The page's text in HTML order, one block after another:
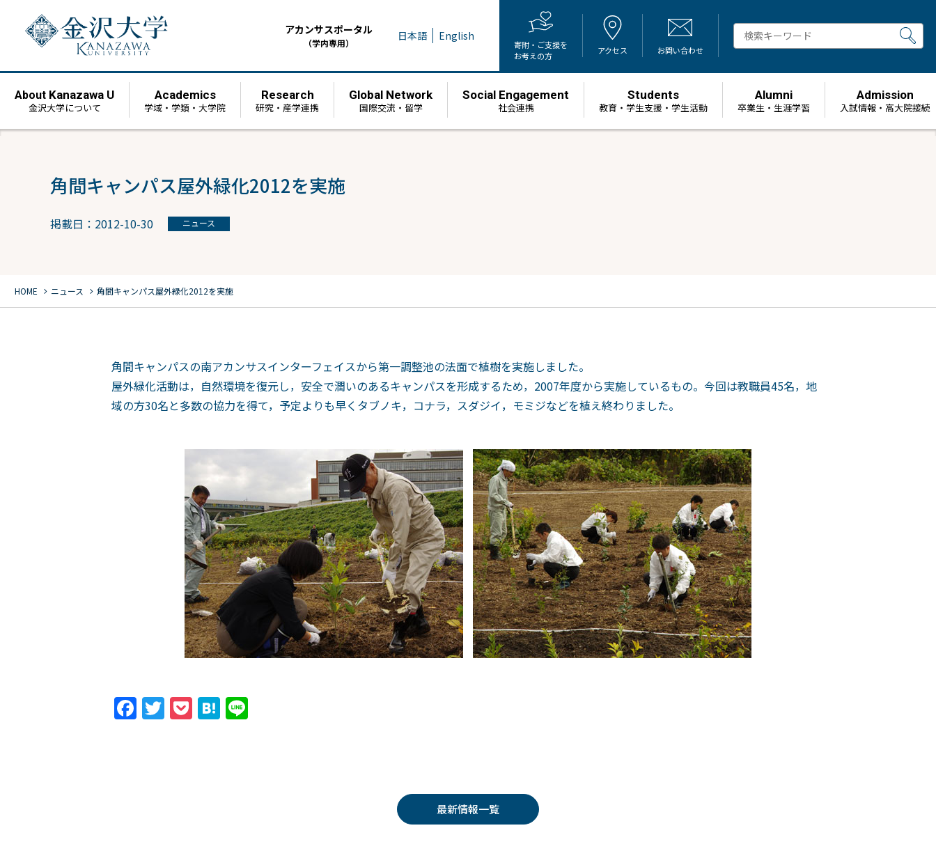
アカンサスポータル
（学内専用） 日本語 English
寄附・ご支援を
お考えの方
アクセス お問い合わせ
About Kanazawa U
金沢大学について
Academics
学域・学類・大学院
Research
研究・産学連携
Global Network
国際交流・留学
Social Engagement
社会連携
Students
教育・学生支援・学生活動
Alumni
卒業生・生涯学習
Admission
⼊試情報・高大院接続
角間キャンパス屋外緑化2012を実施
掲載日：2012-10-30 ニュース
HOME chevron_right ニュース chevron_right 角間キャンパス屋外緑化2012を実施
角間キャンパスの南アカンサスインターフェイスから第一調整池の法面で植樹を実施しました。
屋外緑化活動は，自然環境を復元し，安全で潤いのあるキャンパスを形成するため，2007年度から実施しているもの。今回は教職員45名，地
域の方30名と多数の協力を得て，予定よりも早くタブノキ，コナラ，スダジイ，モミジなどを植え終わりました。
Facebook
Twitter
PocketHatena
最新情報一覧